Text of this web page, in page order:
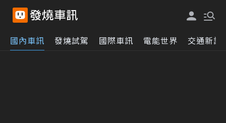
國內車訊 發燒試駕 國際車訊 電能世界 交通新訊